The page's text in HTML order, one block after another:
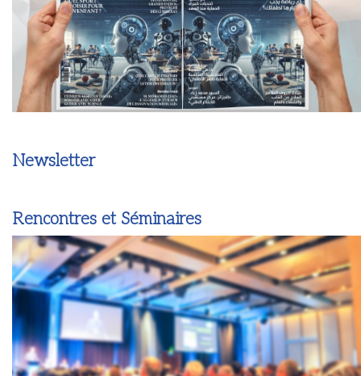
Newsletter
Rencontres et Séminaires